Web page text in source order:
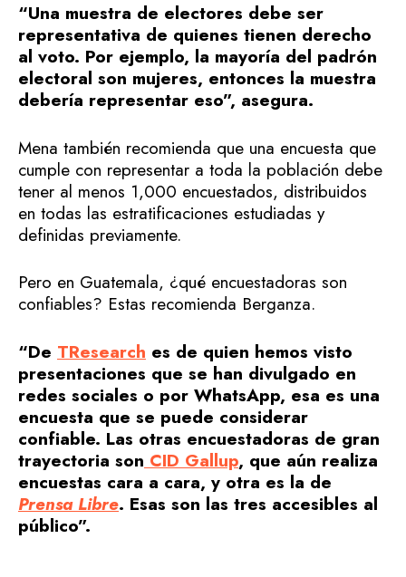
“Una muestra de electores debe ser
representativa de quienes tienen derecho
al voto. Por ejemplo, la mayoría del padrón
electoral son mujeres, entonces la muestra
debería representar eso”, asegura.
Mena también recomienda que una encuesta que
cumple con representar a toda la población debe
tener al menos 1,000 encuestados, distribuidos
en todas las estratificaciones estudiadas y
definidas previamente.
Pero en Guatemala, ¿qué encuestadoras son
confiables? Estas recomienda Berganza.
“De TResearch es de quien hemos visto
presentaciones que se han divulgado en
redes sociales o por WhatsApp, esa es una
encuesta que se puede considerar
confiable. Las otras encuestadoras de gran
trayectoria son CID Gallup, que aún realiza
encuestas cara a cara, y otra es la de
Prensa Libre. Esas son las tres accesibles al
público”.